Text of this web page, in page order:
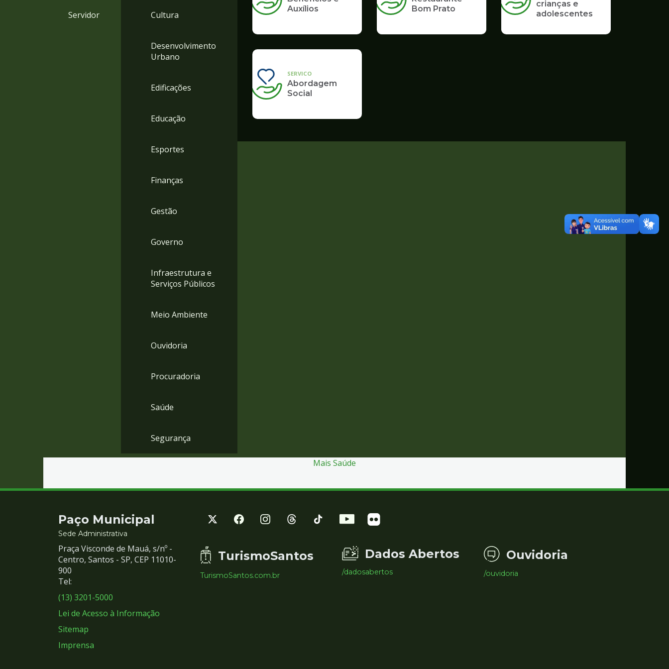
Servidor Cultura
Desenvolvimento
Urbano
Edificações
Educação
Esportes
Finanças
Gestão
Governo
Infraestrutura e
Serviços Públicos
Meio Ambiente
Ouvidoria
Procuradoria
Saúde
Segurança
Auxílios
Bom Prato
crianças e
adolescentes
SERVICO
Abordagem
Social
Mais Saúde
Contato
e
Redes
Sociais
Paço Municipal
Sede Administrativa
Praça Visconde de Mauá, s/nº -
Centro, Santos - SP, CEP 11010-
900
Tel:
(13) 3201-5000
Lei de Acesso à Informação
Sitemap
Imprensa
TurismoSantos
TurismoSantos.com.br
Dados Abertos
/dadosabertos
Ouvidoria
/ouvidoria